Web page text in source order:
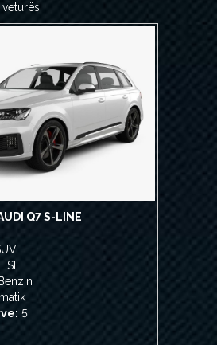
Q7 S-LINE
Benzin
5